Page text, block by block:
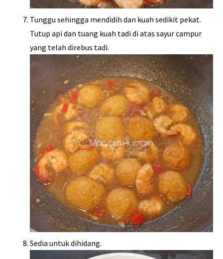
Tunggu sehingga mendidih dan kuah sedikit pekat.
Tutup api dan tuang kuah tadi di atas sayur campur
yang telah direbus tadi.
Sedia untuk dihidang.